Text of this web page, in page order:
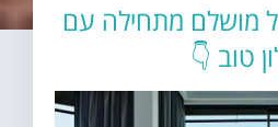
מושלם מתחילה עם
טוב 👇